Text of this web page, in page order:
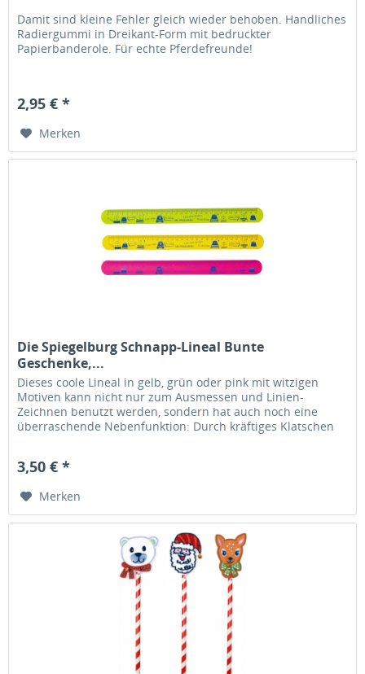
Damit sind kleine Fehler gleich wieder behoben. Handliches
Radiergummi in Dreikant-Form mit bedruckter
Papierbanderole. Für echte Pferdefreunde!
2,95 € *
Merken
Die Spiegelburg Schnapp-Lineal Bunte
Geschenke,...
Dieses coole Lineal in gelb, grün oder pink mit witzigen
Motiven kann nicht nur zum Ausmessen und Linien-
Zeichnen benutzt werden, sondern hat auch noch eine
überraschende Nebenfunktion: Durch kräftiges Klatschen
3,50 € *
Merken